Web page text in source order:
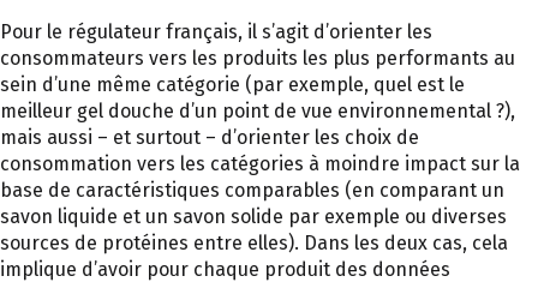
Pour le régulateur français, il s’agit d’orienter les
consommateurs vers les produits les plus performants au
sein d’une même catégorie (par exemple, quel est le
meilleur gel douche d’un point de vue environnemental ?),
mais aussi – et surtout – d’orienter les choix de
consommation vers les catégories à moindre impact sur la
base de caractéristiques comparables (en comparant un
savon liquide et un savon solide par exemple ou diverses
sources de protéines entre elles). Dans les deux cas, cela
implique d’avoir pour chaque produit des données